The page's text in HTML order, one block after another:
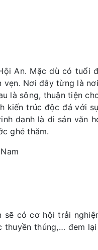
An. Mặc dù có tuổi
vẹn. Nơi đây từng là
là sông, thuận tiện
kiến trúc độc đá với
danh là di sản văn
ghé thăm.
sẽ có cơ hội trải
thuyền thúng,… đem